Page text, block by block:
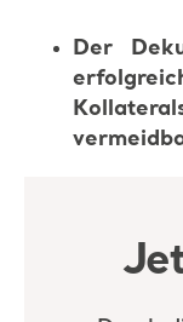
Der